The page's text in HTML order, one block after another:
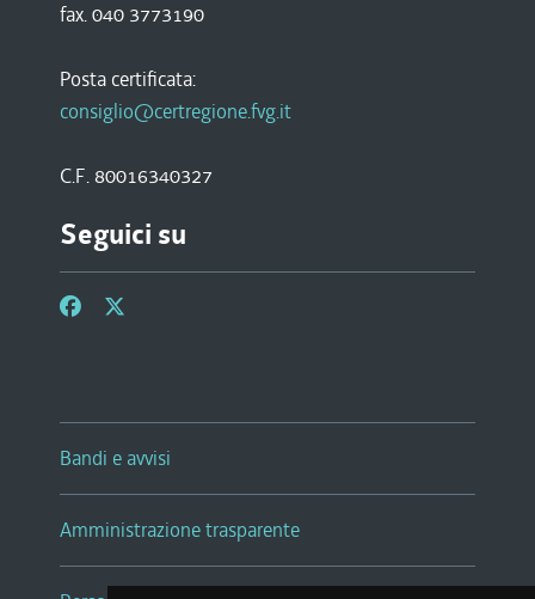
fax. 040 3773190
Posta certificata:
consiglio@certregione.fvg.it
C.F. 80016340327
Seguici su
Bandi e avvisi
Amministrazione trasparente